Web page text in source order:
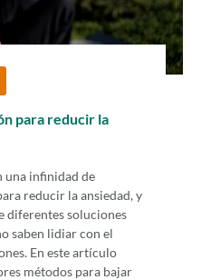
para reducir la
una infinidad de
reducir la ansiedad, y
diferentes soluciones
saben lidiar con el
En este artículo
métodos para bajar